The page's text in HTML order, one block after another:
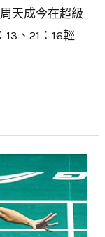
天成今在超級
、21：16輕